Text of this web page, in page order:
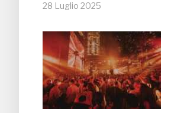
28 Luglio 2025